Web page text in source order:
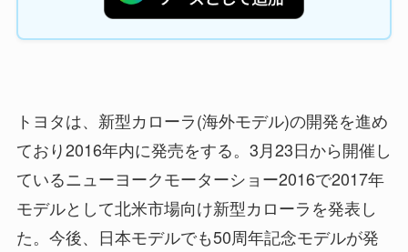
トヨタは、新型カローラ(海外モデル)の開発を進め
ており2016年内に発売をする。3月23日から開催し
ているニューヨークモーターショー2016で2017年
モデルとして北米市場向け新型カローラを発表し
た。今後、日本モデルでも50周年記念モデルが発